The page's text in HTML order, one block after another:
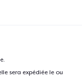
sera expédiée le ou